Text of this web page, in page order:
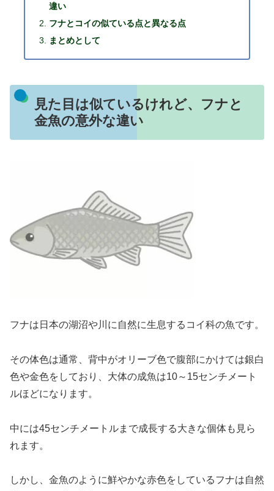
違い
フナとコイの似ている点と異なる点
まとめとして
見た目は似ているけれど、フナと
金魚の意外な違い
フナは日本の湖沼や川に自然に生息するコイ科の魚です。
その体色は通常、背中がオリーブ色で腹部にかけては銀白
色や金色をしており、大体の成魚は10～15センチメート
ルほどになります。
中には45センチメートルまで成長する大きな個体も見ら
れます。
しかし、金魚のように鮮やかな赤色をしているフナは自然